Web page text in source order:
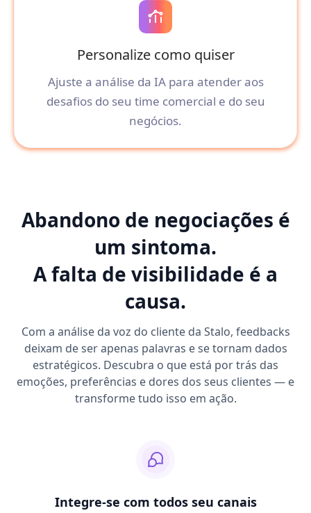
Personalize como quiser
Ajuste a análise da IA para atender aos
desafios do seu time comercial e do seu
negócios.
Abandono de negociações é
um sintoma.
A falta de visibilidade é a
causa.
Com a análise da voz do cliente da Stalo, feedbacks
deixam de ser apenas palavras e se tornam dados
estratégicos. Descubra o que está por trás das
emoções, preferências e dores dos seus clientes — e
transforme tudo isso em ação.
Integre-se com todos seu canais